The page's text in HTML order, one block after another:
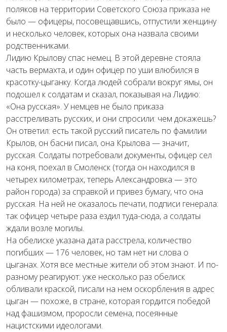
поляков на территории Советского Союза приказа не
было — офицеры, посовещавшись, отпустили женщину
и несколько человек, которых она назвала своими
родственниками.
Лидию Крылову спас немец. В этой деревне стояла
часть вермахта, и один офицер по уши влюбился в
красотку-цыганку. Когда людей собрали вокруг ямы, он
подошел к солдатам и сказал, показывая на Лидию:
«Она русская». У немцев не было приказа
расстреливать русских, и они спросили: чем докажешь?
Он ответил: есть такой русский писатель по фамилии
Крылов, он басни писал, она Крылова — значит,
русская. Солдаты потребовали документы, офицер сел
на коня, поехал в Смоленск (тогда он находился в
четырех километрах, теперь Александровка — это
район города) за справкой и привез бумагу, что она
русская. На ней не оказалось печати, подписи генерала:
так офицер четыре раза ездил туда-сюда, а солдаты
ждали возле могилы.
На обелиске указана дата расстрела, количество
погибших — 176 человек, но там нет ни слова о
цыганах. Хотя все местные жители об этом знают. И по-
разному реагируют: уже несколько раз обелиск
обливали краской, писали на нем оскорбления в адрес
цыган — похоже, в стране, которая гордится победой
над фашизмом, проросли семена, посеянные
нацистскими идеологами.